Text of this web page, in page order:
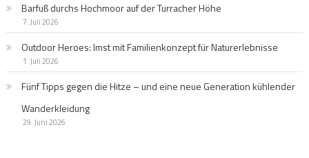
Barfuß durchs Hochmoor auf der Turracher Höhe
7. Juli 2026
Outdoor Heroes: Imst mit Familienkonzept für Naturerlebnisse
1. Juli 2026
Fünf Tipps gegen die Hitze – und eine neue Generation kühlender
Wanderkleidung
29. Juni 2026